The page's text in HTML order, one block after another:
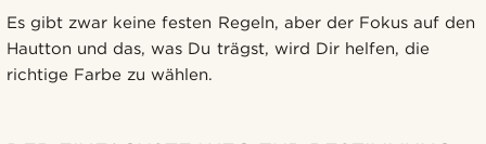
Es gibt zwar keine festen Regeln, aber der Fokus auf den
Hautton und das, was Du trägst, wird Dir helfen, die
richtige Farbe zu wählen.